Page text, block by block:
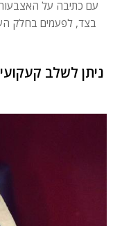
עם כתיבה על האצבעות
בצד, לפעמים בחלק
ניתן לשלב